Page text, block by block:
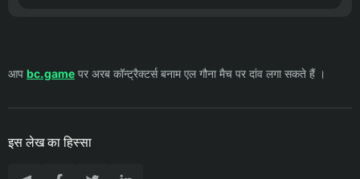
आप bc.game पर अरब कॉन्ट्रैक्टर्स बनाम एल गौना मैच पर दांव लगा सकते हैं ।
इस लेख का हिस्सा